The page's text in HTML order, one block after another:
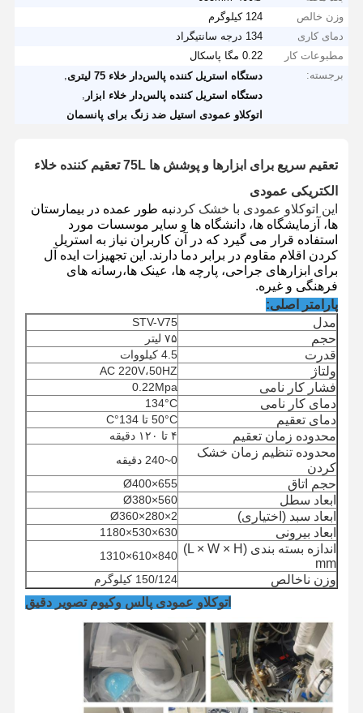
وزن خالص
124 کیلوگرم
دمای کاری
134 درجه سانتیگراد
مطبوعات کار
0.22 مگا پاسکال
برجسته:
دستگاه استریل کننده پالس‌دار خلاء 75 لیتری
دستگاه استریل کننده پالس‌دار خلاء ابزار
اتوکلاو عمودی استیل ضد زنگ برای پانسمان
تعقیم سریع برای ابزارها و پوشش ها 75L تعقیم کننده خلاء
الکتریکی عمودی
این اتوکلاو عمودی با خشک کردنبه طور عمده در بیمارستان
ها، آزمایشگاه ها، دانشگاه ها و سایر موسسات مورد
استفاده قرار می گیرد که در آن کاربران نیاز به استریل
کردن اقلام مقاوم در برابر دما دارند. این تجهیزات ایده آل
برای ابزارهای جراحی، پارچه ها، عینک ها،رسانه های
فرهنگی و غیره.
پارامتر اصلی:
مدل
STV-V75
حجم ۷۵ لیتر
قدرت 4.5 کیلووات
ولتاژ AC 220V،50HZ
فشار کار نامی 0.22Mpa
دمای کار نامی 134°C
دمای تعقیم 50°C تا 134°C
محدوده زمان تعقیم ۴ تا ۱۲۰ دقیقه
محدوده تنظیم زمان خشک
کردن
0~240 دقیقه
حجم اتاق Ø400×655
ابعاد سطل Ø380×560
ابعاد سبد (اختیاری) Ø360×280×2
ابعاد بیرونی 630×530×1180
اندازه بسته بندی (L × W × H)
mm
840×610×1310
وزن ناخالص 150/124 کیلوگرم
اتوکلاو عمودی پالس وکیوم تصویر دقیق